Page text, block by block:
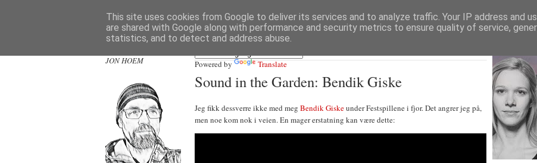
JON HOEM Powered by Translate
Sound in the Garden: Bendik Giske
Jeg fikk dessverre ikke med meg Bendik Giskeunder Festspillene i fjor. Det angrer jeg på,
men noe kom nok i veien. En mager erstatning kan være dette:
This site uses cookies from Google to deliver its services and to analyze traffic. Your IP address and
are shared with Google along with performance and security metrics to ensure quality of service,
statistics, and to detect and address abuse.